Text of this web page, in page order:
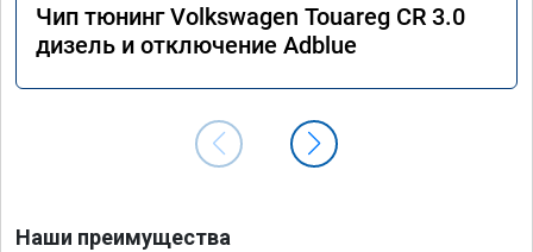
Чип тюнинг Volkswagen Touareg CR 3.0
дизель и отключение Adblue
Наши преимущества